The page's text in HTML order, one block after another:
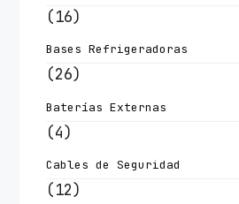
(16)
Bases Refrigeradoras
(26)
Baterías Externas
(4)
Cables de Seguridad
(12)